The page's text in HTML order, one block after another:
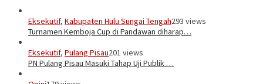
Eksekutif, Kabupaten Hulu Sungai Tengah293 views
Turnamen Kemboja Cup di Pandawan diharap…
Eksekutif, Pulang Pisau201 views
PN Pulang Pisau Masuki Tahap Uji Publik …